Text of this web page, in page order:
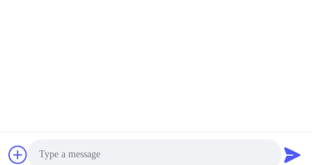
fournisseur. 2016-2026 Shanghai Chuanglv Catering Equipment
Co., Ltd Tous les droits réservés.